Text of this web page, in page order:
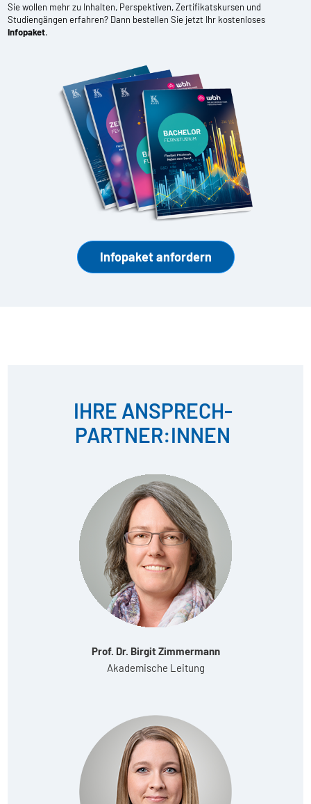
Sie wollen mehr zu Inhalten, Perspektiven, Zertifikatskursen und
Studiengängen erfahren? Dann bestellen Sie jetzt Ihr kostenloses
Infopaket.
Infopaket anfordern
IHRE ANSPRECH­
PARTNER:INNEN
Prof. Dr. Birgit Zimmermann
Akademische Leitung